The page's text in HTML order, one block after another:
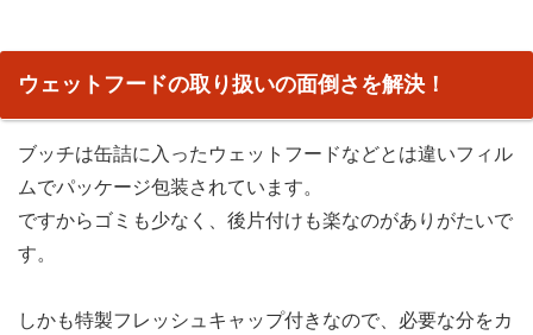
ウェットフードの取り扱いの面倒さを解決！
ブッチは缶詰に入ったウェットフードなどとは違いフィル
ムでパッケージ包装されています。
ですからゴミも少なく、後片付けも楽なのがありがたいで
す。
しかも特製フレッシュキャップ付きなので、必要な分をカ